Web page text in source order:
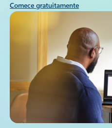
Comece gratuitamente